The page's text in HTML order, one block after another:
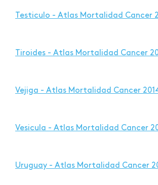
Testiculo - Atlas Mortalidad Cancer
Tiroides - Atlas Mortalidad Cancer
Vejiga - Atlas Mortalidad Cancer
Vesicula - Atlas Mortalidad Cancer
Uruguay - Atlas Mortalidad Cancer